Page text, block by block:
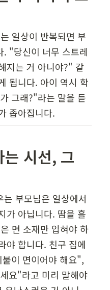
일상이 반복되면 부
. "당신이 너무 스트레
지는 거 아니야?" 같
됩니다. 아이 역시 학
그래?"라는 말을 듣
좁아집니다.
시선, 그
부모님은 일상에서
가 아닙니다. 땀을 흘
면 소재만 입혀야 하
야 합니다. 친구 집에
이 면이어야 해요",
요"라고 미리 말해야